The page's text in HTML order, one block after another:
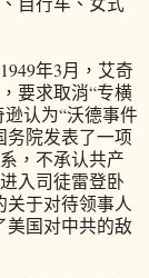
年3月，艾奇
要求取消“专横
认为“沃德事件
务院发表了一项
，不承认共产
入司徒雷登卧
关于对待领事人
美国对中共的敌